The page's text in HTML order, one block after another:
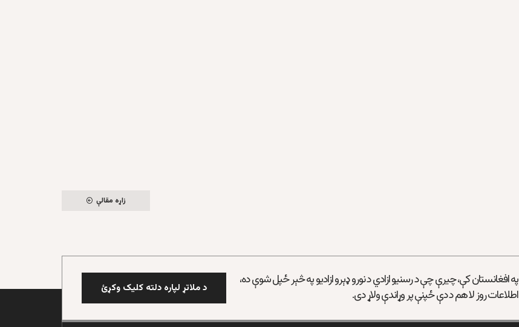
زاړه مقالې
په افغانستان کې، چیرې چې د رسنیو ازادي د نورو ډېرو ازادیو په څېر ځپل شوې ده،
اطلاعات روز لا هم د دې ځپنې پر وړاندې ولاړ دی.
د ملاتړ لپاره دلته کلیک وکړئ